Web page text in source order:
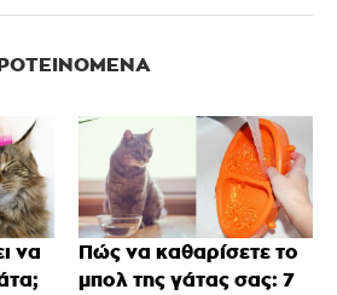
να
Πώς να καθαρίσετε το
μπολ της γάτας σας: 7